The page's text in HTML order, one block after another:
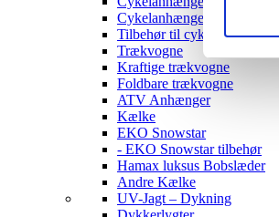
Cykelanhænger Cargo
Tilbehør til cykelanhængere
Trækvogne
Kraftige trækvogne
Foldbare trækvogne
ATV Anhænger
Kælke
EKO Snowstar
- EKO Snowstar tilbehør
Hamax luksus Bobslæder
Andre Kælke
UV-Jagt – Dykning